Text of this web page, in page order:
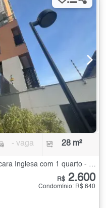
- vaga 28 m²
Apartamento para Alugar na Chácara Inglesa com 1 quarto - 28 m²
R$ 2.600
Condomínio: R$ 640